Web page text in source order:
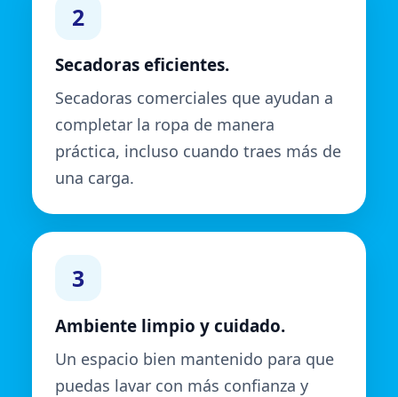
2
Secadoras eficientes.
Secadoras comerciales que ayudan a
completar la ropa de manera
práctica, incluso cuando traes más de
una carga.
3
Ambiente limpio y cuidado.
Un espacio bien mantenido para que
puedas lavar con más confianza y